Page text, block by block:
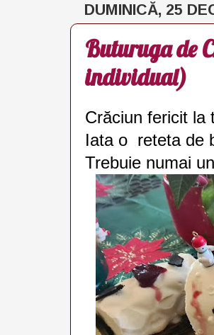
DUMINICĂ, 25
Buturuga de
individual)
Crăciun fericit la
Iata o reteta de
Trebuie numai